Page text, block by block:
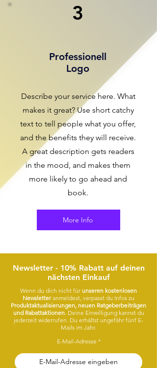
3
Professionell
Logo
Describe your service here. What
makes it great? Use short catchy
text to tell people what you offer,
and the benefits they will receive.
A great description gets readers
in the mood, and makes them
more likely to go ahead and
book.
More Info
Newsletter - 10% Rabatt auf deinen
nächsten Einkauf
Wenn du dich nicht für unseren kostenlosen
Newsletteranmeldest, verpasst du Infos zu
Produktaktualisierungen, neuen Ratgeberbeiträgen
und Rabattaktionen. Deine Einwilligung kannst du
jederzeit widerrufen. Du erhältst ungefähr fünf E-
Mails im Jahr.
E-Mail-Adresse